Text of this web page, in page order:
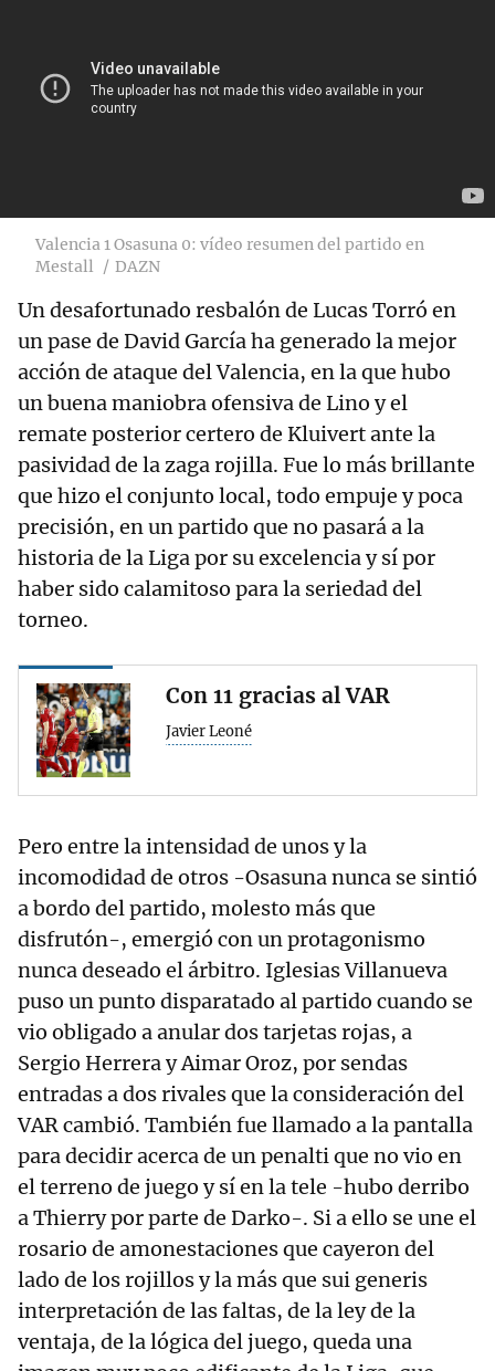
Valencia 1 Osasuna 0: vídeo resumen del partido en
Mestall
DAZN
Un desafortunado resbalón de Lucas Torró en
un pase de David García ha generado la mejor
acción de ataque del Valencia, en la que hubo
un buena maniobra ofensiva de Lino y el
remate posterior certero de Kluivert ante la
pasividad de la zaga rojilla. Fue lo más brillante
que hizo el conjunto local, todo empuje y poca
precisión, en un partido que no pasará a la
historia de la Liga por su excelencia y sí por
haber sido calamitoso para la seriedad del
torneo.
Con 11 gracias al VAR
Javier Leoné
Pero entre la intensidad de unos y la
incomodidad de otros -Osasuna nunca se sintió
a bordo del partido, molesto más que
disfrutón-, emergió con un protagonismo
nunca deseado el árbitro. Iglesias Villanueva
puso un punto disparatado al partido cuando se
vio obligado a anular dos tarjetas rojas, a
Sergio Herrera y Aimar Oroz, por sendas
entradas a dos rivales que la consideración del
VAR cambió. También fue llamado a la pantalla
para decidir acerca de un penalti que no vio en
el terreno de juego y sí en la tele -hubo derribo
a Thierry por parte de Darko-. Si a ello se une el
rosario de amonestaciones que cayeron del
lado de los rojillos y la más que sui generis
interpretación de las faltas, de la ley de la
ventaja, de la lógica del juego, queda una